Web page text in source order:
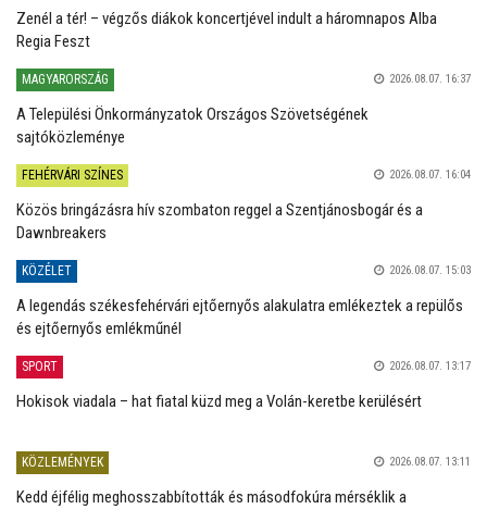
Zenél a tér! – végzős diákok koncertjével indult a háromnapos Alba
Regia Feszt
MAGYARORSZÁG 2026.08.07. 16:37
A Települési Önkormányzatok Országos Szövetségének
sajtóközleménye
FEHÉRVÁRI SZÍNES 2026.08.07. 16:04
Közös bringázásra hív szombaton reggel a Szentjánosbogár és a
Dawnbreakers
KÖZÉLET 2026.08.07. 15:03
A legendás székesfehérvári ejtőernyős alakulatra emlékeztek a repülős
és ejtőernyős emlékműnél
SPORT 2026.08.07. 13:17
Hokisok viadala – hat fiatal küzd meg a Volán-keretbe kerülésért
KÖZLEMÉNYEK 2026.08.07. 13:11
Kedd éjfélig meghosszabbították és másodfokúra mérséklik a